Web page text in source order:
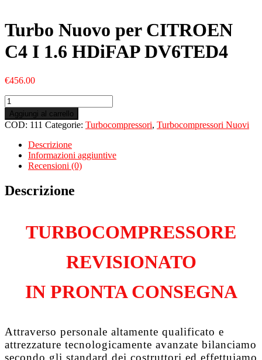
Turbo Nuovo per CITROEN
C4 I 1.6 HDiFAP DV6TED4
€456.00
Turbo
Nuovo
per
CITROEN
HDiFAP
DV6TED4
quantità
Aggiungi al carrello
COD: 111 Categorie: Turbocompressori, Turbocompressori Nuovi
Descrizione
Informazioni aggiuntive
Recensioni (0)
Descrizione
TURBOCOMPRESSORE
REVISIONATO
IN PRONTA CONSEGNA
Attraverso personale altamente qualificato e
attrezzature tecnologicamente avanzate bilanciamo
secondo gli standard dei costruttori ed effettuiamo